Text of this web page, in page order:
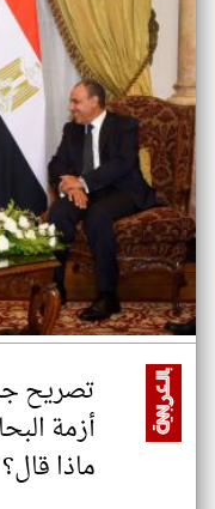
تصريح
أزمة
ماذا قال؟